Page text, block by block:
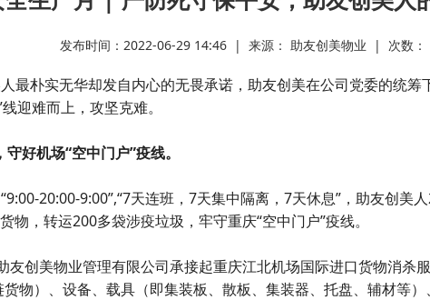
发布时间：2022-06-29 14:46 | 来源： 助友创美物业 | 次数：
最朴实无华却发自内心的无畏承诺，助友创美在公司党委的统筹
迎难而上，攻坚克难。
好机场“空中门户”疫线。
20:00-9:00”,“7天连班，7天集中隔离，7天休息”，助友创美
物，转运200多袋涉疫垃圾，牢守重庆“空中门户”疫线。
友创美物业管理有限公司承接起重庆江北机场国际进口货物消杀
物）、设备、载具（即集装板、散板、集装器、托盘、辅材等